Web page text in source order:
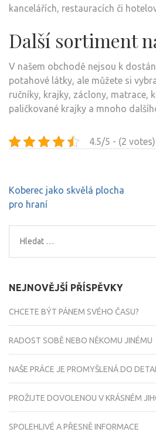
kancelářích, restauracích či
Další sortiment
V našem obchodě nejsou k
potahové látky, ale můžete si
ručníky, krajky, záclony, matrace,
paličkované krajky a mnoho
4.5/5 - (2 votes)
Navigace
pro
Koberec jako skvělá plocha
pro hraní
Vyhledávání
NEJNOVĚJŠÍ PŘÍSPĚVKY
CHCETE BÝT PÁNEM SVÉHO ČASU?
RADOST SOBĚ NEBO NĚKOMU JINÉMU
NAŠE PRÁCE JE PROMYŠLENÁ DO
PROŽIJTE DOVOLENOU V KRÁSNÉM
SPOLEHLIVÉ A PŘESNĚ INFORMACE